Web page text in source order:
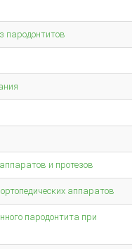
пародонтитов
и протезов
аппаратов
пародонтита при